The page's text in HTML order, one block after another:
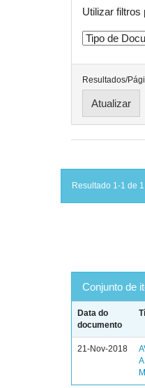
Utilizar filtros
Resultados/
Resultado 1-1 de
Conjunto de
Data do
documento
21-Nov-2018